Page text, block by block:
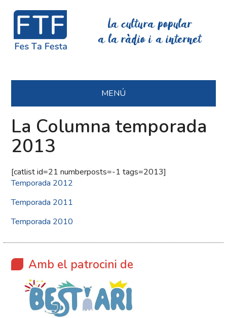
La cultura popular
a la ràdio i a internet
MENÚ
La Columna temporada
2013
[catlist id=21 numberposts=-1 tags=2013]
Temporada 2012
Temporada 2011
Temporada 2010
Amb el patrocini de